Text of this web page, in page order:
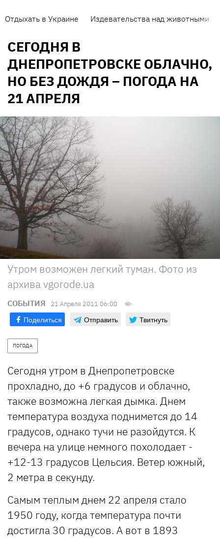
Отдыхать в Украине Издевательства над животными
СЕГОДНЯ В
ДНЕПРОПЕТРОВСКЕ ОБЛАЧНО,
НО БЕЗ ДОЖДЯ – ПОГОДА НА
21 АПРЕЛЯ
Утром возможен легкий туман. Фото из
архива vgorode.ua
СОБЫТИЯ 21 Апреля 2011 06:00
Поделиться Отправить Твитнуть
ПОГОДА
Сегодня утром в Днепропетровске
прохладно, до +6 градусов и облачно,
также возможна легкая дымка. Днем
температура воздуха поднимется до 14
градусов, однако тучи не разойдутся. К
вечера на улице немного похолодает -
+12-13 градусов Цельсия. Ветер южный,
2 метра в секунду.
Самым теплым днем 22 апреля стало
1950 году, когда температура почти
достигла 30 градусов. А вот в 1893